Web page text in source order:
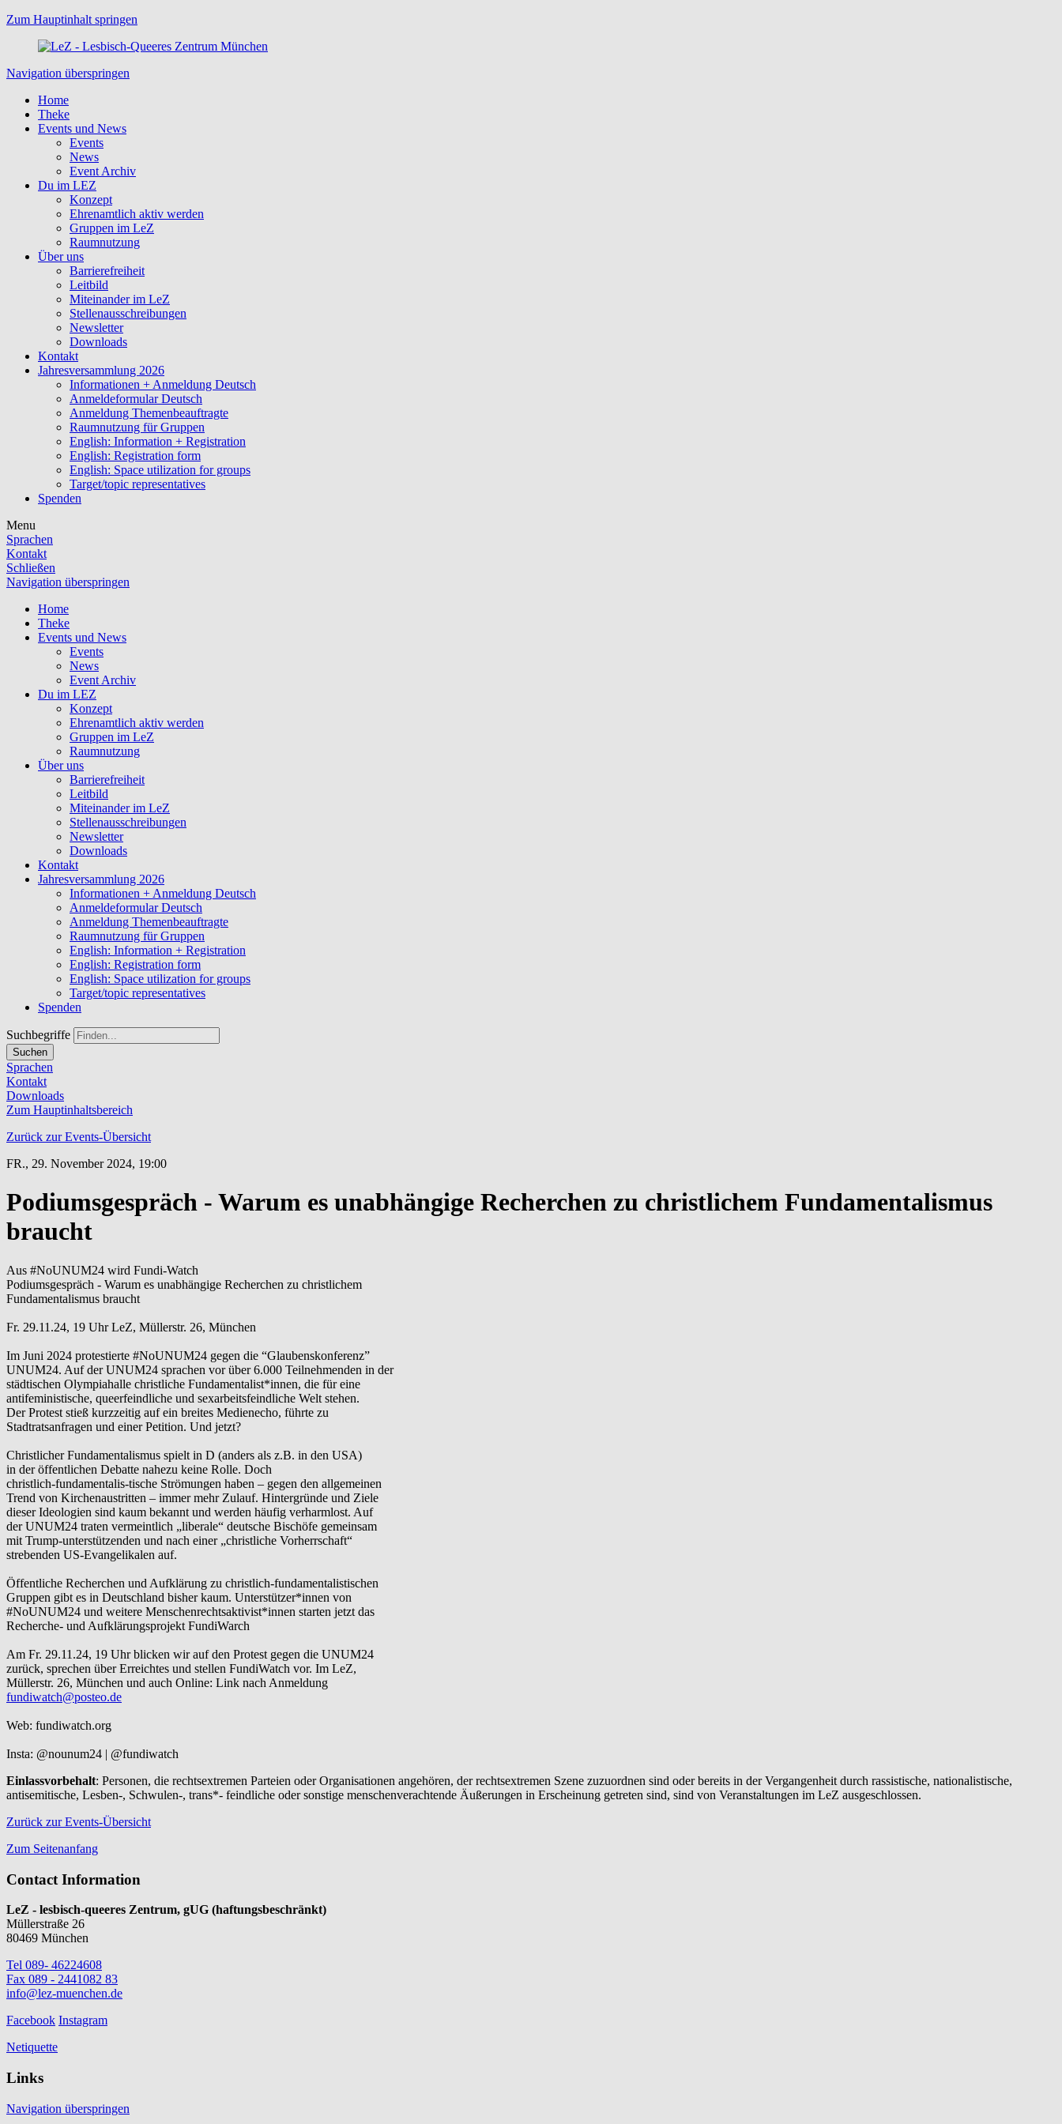
Zum Hauptinhalt springen
Navigation überspringen
Home
Theke
Events und News
Events
News
Event Archiv
Du im LEZ
Konzept
Ehrenamtlich aktiv werden
Gruppen im LeZ
Raumnutzung
Über uns
Barrierefreiheit
Leitbild
Miteinander im LeZ
Stellenausschreibungen
Newsletter
Downloads
Kontakt
Jahresversammlung 2026
Informationen + Anmeldung Deutsch
Anmeldeformular Deutsch
Anmeldung Themenbeauftragte
Raumnutzung für Gruppen
English: Information + Registration
English: Registration form
English: Space utilization for groups
Target/topic representatives
Spenden
Menu
Sprachen
Kontakt
Schließen
Navigation überspringen
Home
Theke
Events und News
Events
News
Event Archiv
Du im LEZ
Konzept
Ehrenamtlich aktiv werden
Gruppen im LeZ
Raumnutzung
Über uns
Barrierefreiheit
Leitbild
Miteinander im LeZ
Stellenausschreibungen
Newsletter
Downloads
Kontakt
Jahresversammlung 2026
Informationen + Anmeldung Deutsch
Anmeldeformular Deutsch
Anmeldung Themenbeauftragte
Raumnutzung für Gruppen
English: Information + Registration
English: Registration form
English: Space utilization for groups
Target/topic representatives
Spenden
Suchbegriffe
Suchen
Sprachen
Kontakt
Downloads
Zum Hauptinhaltsbereich
Zurück zur Events-Übersicht
FR., 29. November 2024, 19:00
Podiumsgespräch - Warum es unabhängige Recherchen zu christlichem Fundamentalismus
braucht
Aus #NoUNUM24 wird Fundi-Watch
Podiumsgespräch - Warum es unabhängige Recherchen zu christlichem
Fundamentalismus braucht
Fr. 29.11.24, 19 Uhr LeZ, Müllerstr. 26, München
Im Juni 2024 protestierte #NoUNUM24 gegen die “Glaubenskonferenz”
UNUM24. Auf der UNUM24 sprachen vor über 6.000 Teilnehmenden in der
städtischen Olympiahalle christliche Fundamentalist*innen, die für eine
antifeministische, queerfeindliche und sexarbeitsfeindliche Welt stehen.
Der Protest stieß kurzzeitig auf ein breites Medienecho, führte zu
Stadtratsanfragen und einer Petition. Und jetzt?
Christlicher Fundamentalismus spielt in D (anders als z.B. in den USA)
in der öffentlichen Debatte nahezu keine Rolle. Doch
christlich-fundamentalis-tische Strömungen haben – gegen den allgemeinen
Trend von Kirchenaustritten – immer mehr Zulauf. Hintergründe und Ziele
dieser Ideologien sind kaum bekannt und werden häufig verharmlost. Auf
der UNUM24 traten vermeintlich „liberale“ deutsche Bischöfe gemeinsam
mit Trump-unterstützenden und nach einer „christliche Vorherrschaft“
strebenden US-Evangelikalen auf.
Öffentliche Recherchen und Aufklärung zu christlich-fundamentalistischen
Gruppen gibt es in Deutschland bisher kaum. Unterstützer*innen von
#NoUNUM24 und weitere Menschenrechtsaktivist*innen starten jetzt das
Recherche- und Aufklärungsprojekt FundiWarch
Am Fr. 29.11.24, 19 Uhr blicken wir auf den Protest gegen die UNUM24
zurück, sprechen über Erreichtes und stellen FundiWatch vor. Im LeZ,
Müllerstr. 26, München und auch Online: Link nach Anmeldung
fundiwatch@posteo.de
Web: fundiwatch.org
Insta: @nounum24 | @fundiwatch
Einlassvorbehalt: Personen, die rechtsextremen Parteien oder Organisationen angehören, der rechtsextremen Szene zuzuordnen sind oder bereits in der Vergangenheit durch rassistische, nationalistische,
antisemitische, Lesben-, Schwulen-, trans*- feindliche oder sonstige menschenverachtende Äußerungen in Erscheinung getreten sind, sind von Veranstaltungen im LeZ ausgeschlossen.
Zurück zur Events-Übersicht
Zum Seitenanfang
Contact Information
LeZ - lesbisch-queeres Zentrum, gUG (haftungsbeschränkt)
Müllerstraße 26
80469 München
Tel 089- 46224608
Fax 089 - 2441082 83
info@lez-muenchen.de
Facebook Instagram
Netiquette
Links
Navigation überspringen